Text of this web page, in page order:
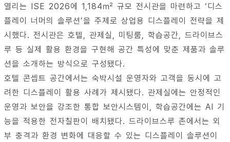
열리는 ISE 2026에 1,184㎡ 규모 전시관을 마련하고 ‘디스
플레이 너머의 솔루션’을 주제로 상업용 디스플레이 전략을 제
시했다. 전시관은 호텔, 관제실, 미팅룸, 학습공간, 드라이브스
루 등 실제 활용 환경을 구현해 공간 특성에 맞춘 제품과 솔루
션을 소개하는 방식으로 구성됐다.
호텔 콘셉트 공간에서는 숙박시설 운영자와 고객을 동시에 고
려한 디스플레이 활용 사례가 제시됐다. 관제실에는 안정적인
운영과 보안을 강조한 통합 보안시스템이, 학습공간에는 AI 기
능을 적용한 전자칠판이 배치됐다. 드라이브스루 존에서는 외
부 충격과 환경 변화에 대응할 수 있는 디스플레이 솔루션이